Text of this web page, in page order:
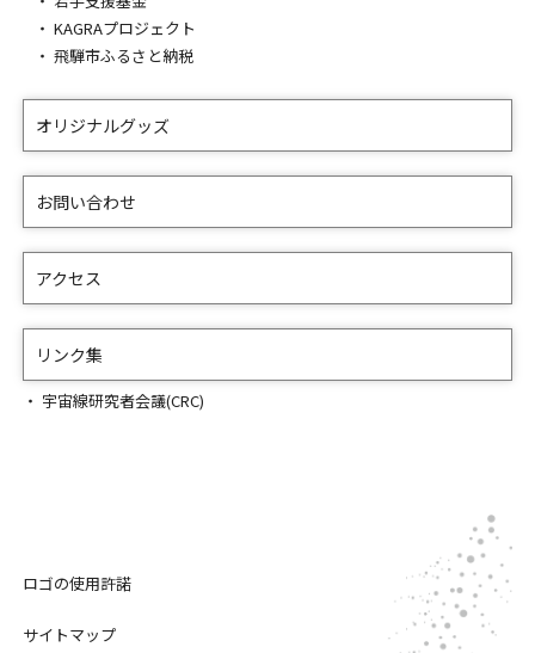
KAGRAプロジェクト
飛騨市ふるさと納税
オリジナルグッズ
お問い合わせ
アクセス
リンク集
宇宙線研究者会議(CRC)
ロゴの使用許諾
サイトマップ